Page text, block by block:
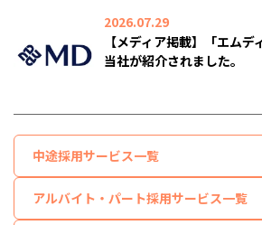
2026.07.29
【メディア掲載】「エム
当社が紹介されました。
中途採用サービス一覧
アルバイト・パート採用サービス一覧